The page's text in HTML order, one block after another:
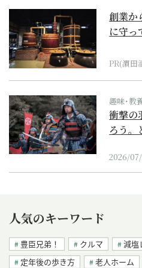
創業か
に守っ
PR(濵田
趣味･教
衝撃の
ろう
2026/
人気のキーワード
豊臣兄弟！ クルマ 減塩
定年後の歩き方
老人ホーム